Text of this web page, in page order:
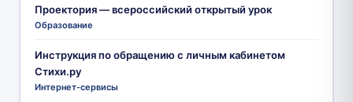
Проектория — всероссийский открытый урок
Образование
Инструкция по обращению с личным кабинетом
Стихи.ру
Интернет-сервисы